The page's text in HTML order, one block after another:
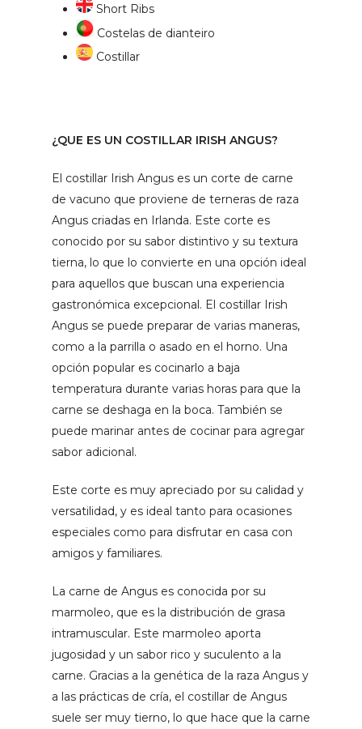
Short Ribs
Costelas de dianteiro
Costillar
¿QUE ES UN COSTILLAR IRISH ANGUS?
El costillar Irish Angus es un corte de carne
de vacuno que proviene de terneras de raza
Angus criadas en Irlanda. Este corte es
conocido por su sabor distintivo y su textura
tierna, lo que lo convierte en una opción ideal
para aquellos que buscan una experiencia
gastronómica excepcional. El costillar Irish
Angus se puede preparar de varias maneras,
como a la parrilla o asado en el horno. Una
opción popular es cocinarlo a baja
temperatura durante varias horas para que la
carne se deshaga en la boca. También se
puede marinar antes de cocinar para agregar
sabor adicional.
Este corte es muy apreciado por su calidad y
versatilidad, y es ideal tanto para ocasiones
especiales como para disfrutar en casa con
amigos y familiares.
La carne de Angus es conocida por su
marmoleo, que es la distribución de grasa
intramuscular. Este marmoleo aporta
jugosidad y un sabor rico y suculento a la
carne. Gracias a la genética de la raza Angus y
a las prácticas de cría, el costillar de Angus
suele ser muy tierno, lo que hace que la carne